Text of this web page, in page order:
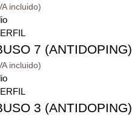
7 (ANTIDOPING)
3 (ANTIDOPING)